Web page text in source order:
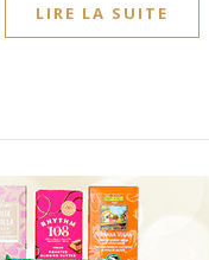
LIRE LA SUITE